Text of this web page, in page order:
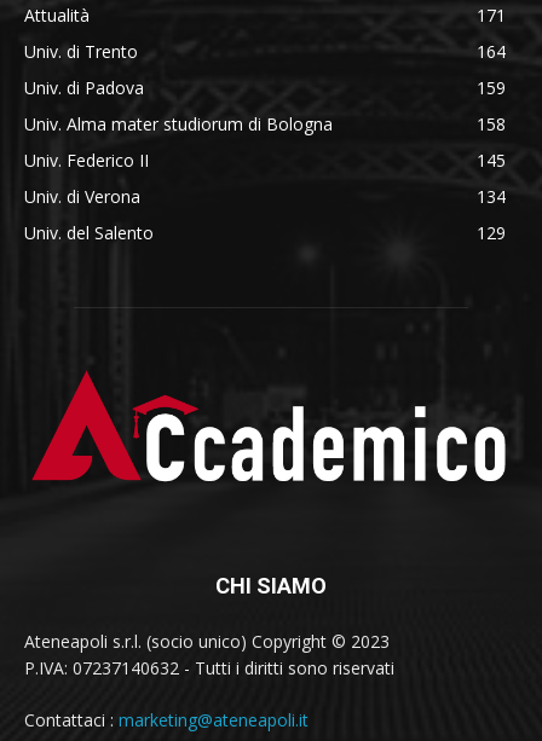
Attualità
171
Univ. di Trento
164
Univ. di Padova
159
Univ. Alma mater studiorum di Bologna
158
Univ. Federico II
145
Univ. di Verona
134
Univ. del Salento
129
CHI SIAMO
Ateneapoli s.r.l. (socio unico) Copyright © 2023
P.IVA: 07237140632 - Tutti i diritti sono riservati
Contattaci : marketing@ateneapoli.it